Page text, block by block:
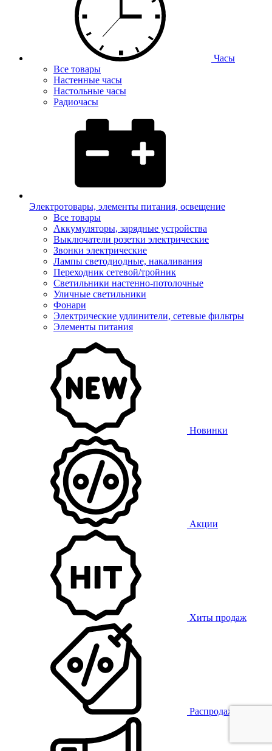
Часы
Все товары
Настенные часы
Настольные часы
Радиочасы
Электротовары, элементы питания, освещение
Все товары
Аккумуляторы, зарядные устройства
Выключатели розетки электрические
Звонки электрические
Лампы светодиодные, накаливания
Переходник сетевой/тройник
Светильники настенно-потолочные
Уличные светильники
Фонари
Электрические удлинители, сетевые фильтры
Элементы питания
Новинки
Акции
Хиты продаж
Распродажа